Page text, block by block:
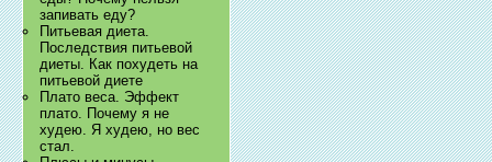
запивать еду?
Питьевая диета.
Последствия питьевой
диеты. Как похудеть на
питьевой диете
Плато веса. Эффект
плато. Почему я не
худею. Я худею, но вес
стал.